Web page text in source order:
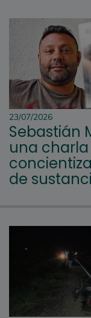
23/07/2026
Sebastián
una
de